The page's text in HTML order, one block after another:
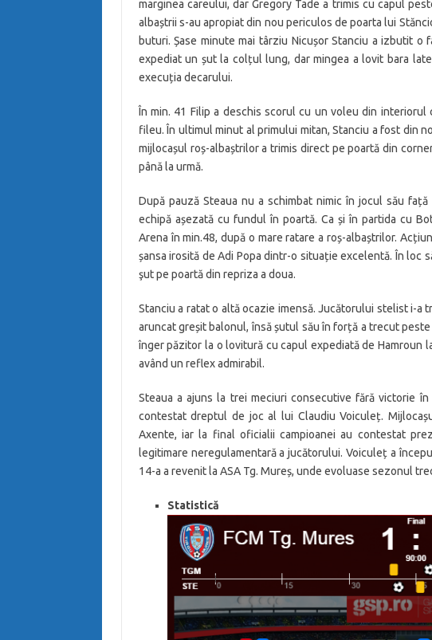
marginea careului, dar Gregory Tade a trimis cu capul
albaștrii s-au apropiat din nou periculos de poarta lui
buturi. Șase minute mai târziu Nicușor Stanciu a izbutit
expediat un șut la colțul lung, dar mingea a lovit bara
execuția decarului.
În min. 41 Filip a deschis scorul cu un voleu din interiorul
fileu. În ultimul minut al primului mitan, Stanciu a fost din
mijlocașul roș-albaștrilor a trimis direct pe poartă din
până la urmă.
După pauză Steaua nu a schimbat nimic în jocul său
echipă așezată cu fundul în poartă. Ca și în partida cu
Arena în min.48, după o mare ratare a roș-albaștrilor.
șansa irosită de Adi Popa dintr-o situație excelentă. În loc
şut pe poartă din repriza a doua.
Stanciu a ratat o altă ocazie imensă. Jucătorului stelist i-a
aruncat greșit balonul, însă șutul său în forță a trecut
înger păzitor la o lovitură cu capul expediată de Hamroun
având un reflex admirabil.
Steaua a ajuns la trei meciuri consecutive fără victorie
contestat dreptul de joc al lui Claudiu Voiculeț.
Axente, iar la final oficialii campioanei au contestat
legitimare neregulamentară a jucătorului. Voiculeț a
14-a a revenit la ASA Tg. Mureș, unde evoluase sezonul
Statistică